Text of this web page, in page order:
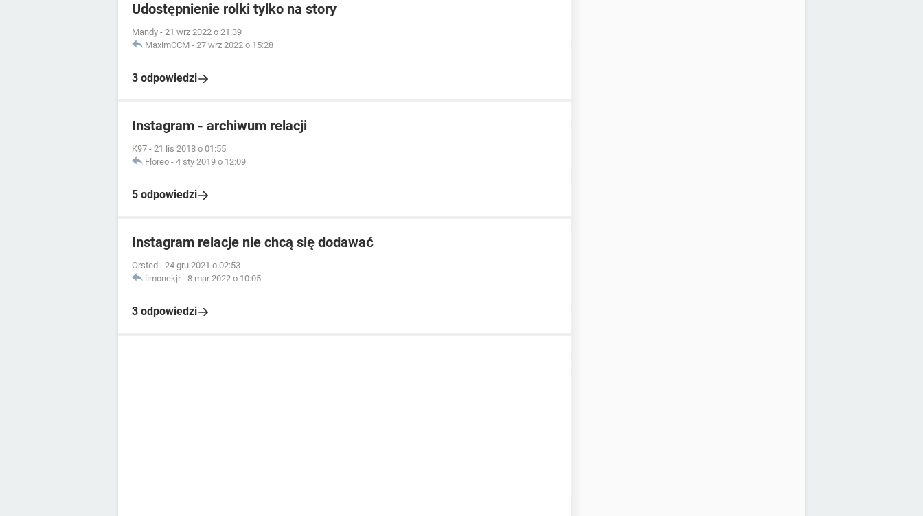
Udostępnienie rolki tylko na story
Mandy - 21 wrz 2022 o 21:39
MaximCCM - 27 wrz 2022 o 15:28
3 odpowiedzi
Instagram - archiwum relacji
K97 - 21 lis 2018 o 01:55
Floreo - 4 sty 2019 o 12:09
5 odpowiedzi
Instagram relacje nie chcą się dodawać
Orsted - 24 gru 2021 o 02:53
limonekjr - 8 mar 2022 o 10:05
3 odpowiedzi